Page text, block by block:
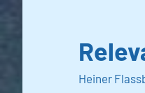
Heiner